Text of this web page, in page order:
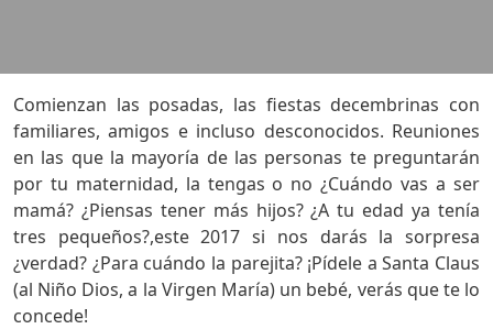
Comienzan las posadas, las fiestas decembrinas con
familiares, amigos e incluso desconocidos. Reuniones
en las que la mayoría de las personas te preguntarán
por tu maternidad, la tengas o no ¿Cuándo vas a ser
mamá? ¿Piensas tener más hijos? ¿A tu edad ya tenía
tres pequeños?,este 2017 si nos darás la sorpresa
¿verdad? ¿Para cuándo la parejita? ¡Pídele a Santa Claus
(al Niño Dios, a la Virgen María) un bebé, verás que te lo
concede!